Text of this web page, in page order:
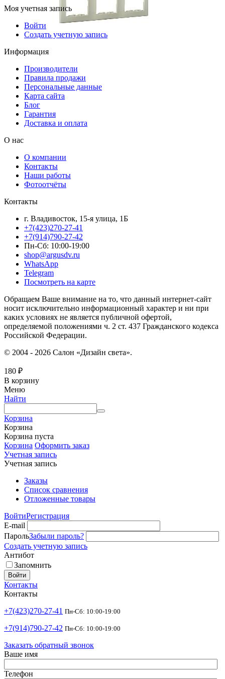
Моя учетная запись
Войти
Создать учетную запись
Информация
Производители
Правила продажи
Персональные данные
Карта сайта
Блог
Гарантия
Доставка и оплата
О нас
О компании
Контакты
Наши работы
Фотоотчёты
Контакты
г. Владивосток, 15-я улица, 1Б
+7(423)270-27-41
+7(914)790-27-42
Пн-Сб: 10:00-19:00
shop@argusdv.ru
WhatsApp
Telegram
Посмотреть на карте
Обращаем Ваше внимание на то, что данный интернет-сайт
носит исключительно информационный характер и ни при
каких условиях не является публичной офертой,
определяемой положениями ч. 2 ст. 437 Гражданского кодекса
Российской Федерации.
© 2004 - 2026 Салон «Дизайн света».
180 ₽
В корзину
Меню
Найти
Корзина
Корзина
Корзина пуста
Корзина Оформить заказ
Учетная запись
Учетная запись
Заказы
Список сравнения
Отложенные товары
ВойтиРегистрация
E-mail
ПарольЗабыли пароль?
Создать учетную запись
Антибот
Запомнить
Войти
Контакты
Контакты
+7(423)270-27-41 Пн-Сб: 10:00-19:00
+7(914)790-27-42 Пн-Сб: 10:00-19:00
Заказать обратный звонок
Ваше имя
Телефон